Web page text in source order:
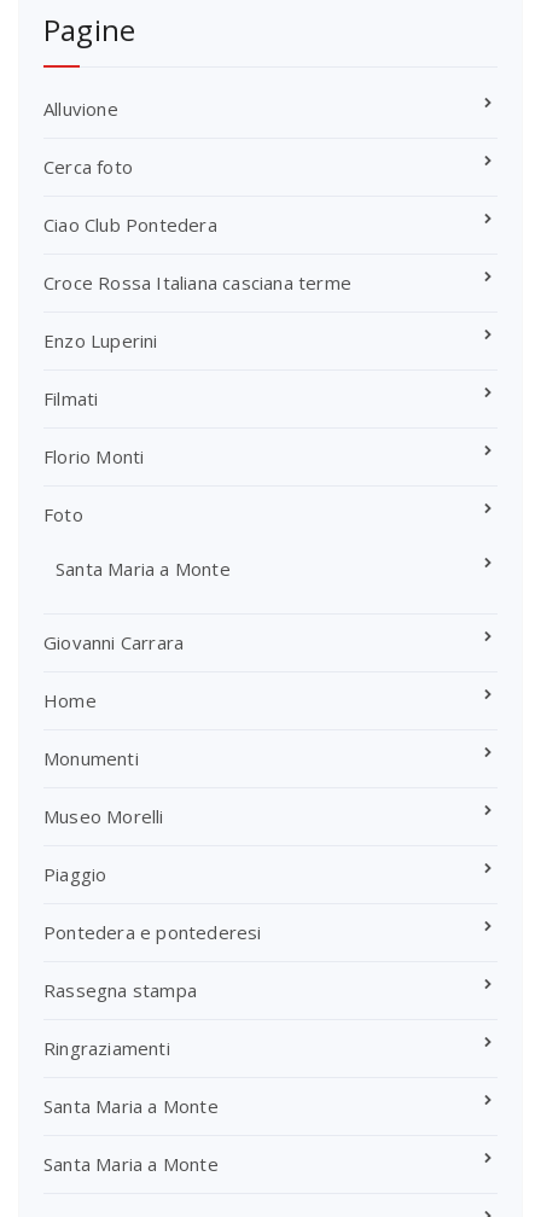
Pagine
Alluvione
Cerca foto
Ciao Club Pontedera
Croce Rossa Italiana casciana terme
Enzo Luperini
Filmati
Florio Monti
Foto
Santa Maria a Monte
Giovanni Carrara
Home
Monumenti
Museo Morelli
Piaggio
Pontedera e pontederesi
Rassegna stampa
Ringraziamenti
Santa Maria a Monte
Santa Maria a Monte